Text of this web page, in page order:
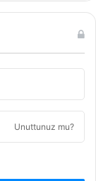
Unuttunuz mu?